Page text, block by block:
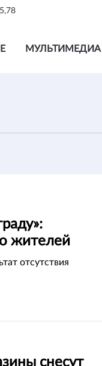
5,78
МУЛЬТИМЕДИА
жителей
отсутствия
снесут